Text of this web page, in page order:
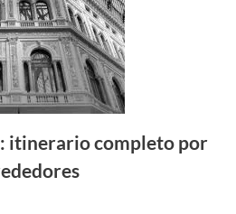
itinerario completo por